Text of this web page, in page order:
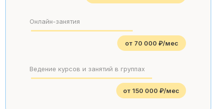
Ведение курсов и занятий в группах
Онлайн-занятия
от 150 000 ₽/мес
от 70 000 ₽/мес